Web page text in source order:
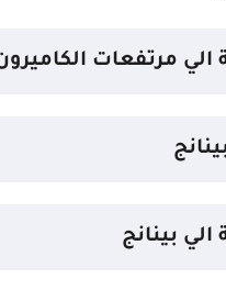
الي مرتفعات
الي بينانج